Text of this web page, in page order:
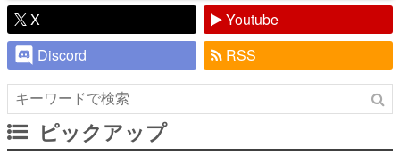
X
Youtube
Discord
RSS
ピックアップ